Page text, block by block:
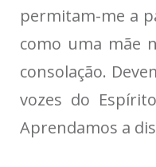
permitam-me a
como uma mãe
consolação.
vozes do
Aprendamos a